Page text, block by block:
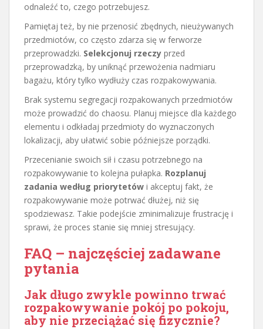
odnaleźć to, czego potrzebujesz.
Pamiętaj też, by nie przenosić zbędnych, nieużywanych
przedmiotów, co często zdarza się w ferworze
przeprowadzki. Selekcjonuj rzeczy przed
przeprowadzką, by uniknąć przewożenia nadmiaru
bagażu, który tylko wydłuży czas rozpakowywania.
Brak systemu segregacji rozpakowanych przedmiotów
może prowadzić do chaosu. Planuj miejsce dla każdego
elementu i odkładaj przedmioty do wyznaczonych
lokalizacji, aby ułatwić sobie późniejsze porządki.
Przecenianie swoich sił i czasu potrzebnego na
rozpakowywanie to kolejna pułapka. Rozplanuj
zadania według priorytetów i akceptuj fakt, że
rozpakowywanie może potrwać dłużej, niż się
spodziewasz. Takie podejście zminimalizuje frustrację i
sprawi, że proces stanie się mniej stresujący.
FAQ – najczęściej zadawane
pytania
Jak długo zwykle powinno trwać
rozpakowywanie pokój po pokoju,
aby nie przeciążać się fizycznie?